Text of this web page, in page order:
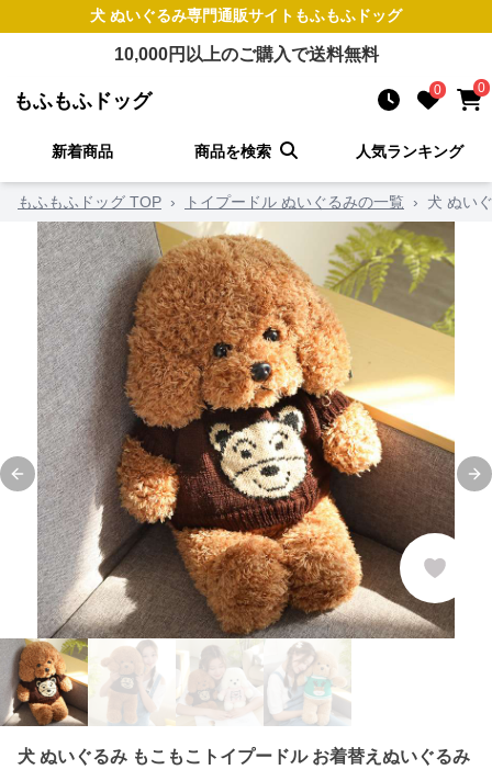
犬 ぬいぐるみ専門通販サイト もふもふドッグ
10,000円以上のご購入で送料無料
もふもふドッグ 0 0
新着商品 商品を検索 人気ランキング
もふもふドッグ TOP › トイプードル ぬいぐるみの一覧 › 犬 ぬい
Previous slide
犬 ぬいぐるみ もこもこトイプードル お着替えぬいぐるみ